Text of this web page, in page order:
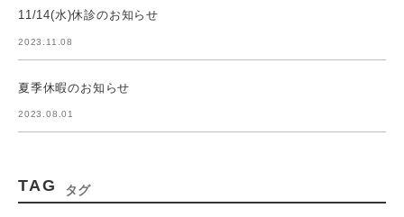
11/14(水)休診のお知らせ
2023.11.08
夏季休暇のお知らせ
2023.08.01
TAG タグ